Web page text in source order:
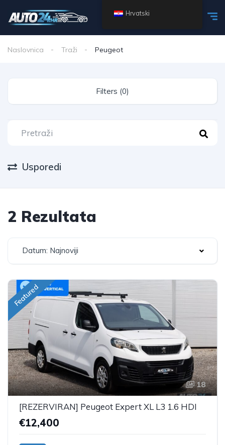
Naslovnica Traži Peugeot
Filters (0)
Usporedi
2 Rezultata
Datum: Najnoviji
Featured
18
[REZERVIRAN] Peugeot Expert XL L3 1.6 HDI
€12,400
Hrvatski